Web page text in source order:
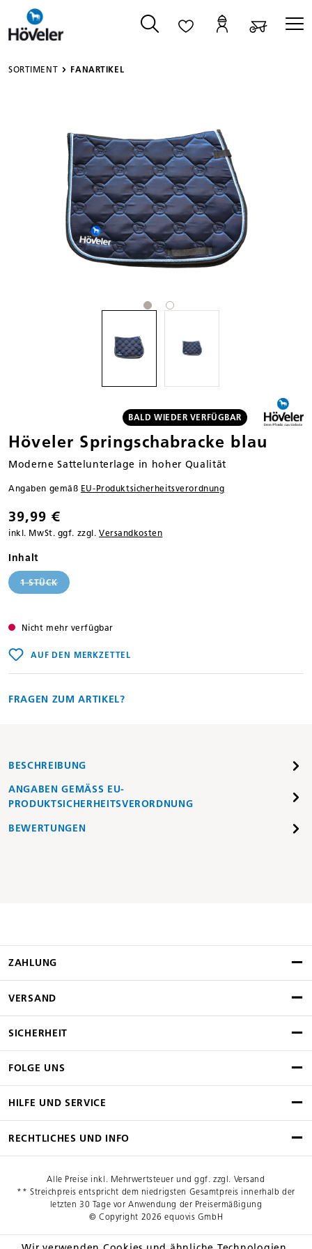
springen
SORTIMENT FANARTIKEL
BALD WIEDER VERFÜGBAR
Höveler Springschabracke blau
Moderne Sattelunterlage in hoher Qualität
Angaben gemäß EU‑Produktsicherheitsverordnung
39,99 €
inkl. MwSt. ggf. zzgl. Versandkosten
Inhaltauswählen
1 STÜCK(DIESE OPTION IST ZURZEIT NICHT VERFÜGBAR.)
Nicht mehr verfügbar
AUF DEN MERKZETTEL
FRAGEN ZUM ARTIKEL?
BESCHREIBUNG
ANGABEN GEMÄSS EU-P
RODUKTSICHERHEITSVERORDNUNG
BEWERTUNGEN
ZAHLUNG
VERSAND
SICHERHEIT
FOLGE UNS
HILFE UND SERVICE
RECHTLICHES UND INFO
Alle Preise inkl. Mehrwertsteuer und ggf. zzgl. Versand
** Streichpreis entspricht dem niedrigsten Gesamtpreis innerhalb der
letzten 30 Tage vor Anwendung der Preisermäßigung
© Copyright 2026 equovis GmbH